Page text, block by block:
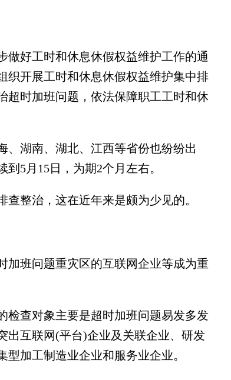
好工时和休息休假权益维护工作的通
织开展工时和休息休假权益维护集中排
超时加班问题，依法保障职工工时和休
湖南、湖北、江西等省份也纷纷出
5月15日，为期2个月左右。
整治，这在近年来是颇为少见的。
班问题重灾区的互联网企业等成为重
查对象主要是超时加班问题易发多发
出互联网(平台)企业及关联企业、研发
加工制造业企业和服务业企业。